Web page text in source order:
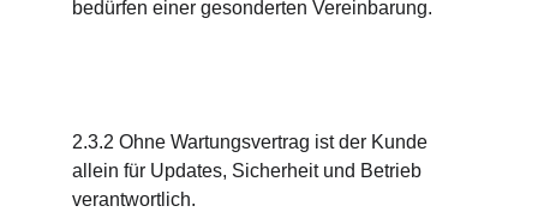
bedürfen einer gesonderten Vereinbarung.
2.3.2 Ohne Wartungsvertrag ist der Kunde
allein für Updates, Sicherheit und Betrieb
verantwortlich.